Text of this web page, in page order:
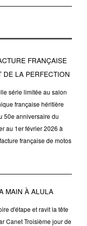
FRANÇAISE
DE LA PERFECTION
série limitée au salon
française héritière
50e anniversaire du
au 1er février 2026 à
française de motos
MAIN À ALULA
d'étape et ravit la tête
Canet Troisième jour de